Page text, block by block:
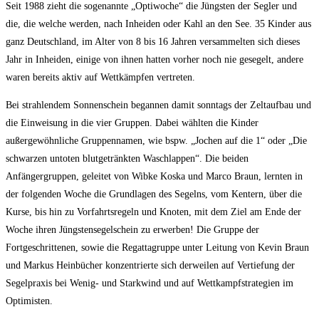
Seit 1988 zieht die sogenannte „Optiwoche“ die Jüngsten der Segler und
die, die welche werden, nach Inheiden oder Kahl an den See. 35 Kinder aus
ganz Deutschland, im Alter von 8 bis 16 Jahren versammelten sich dieses
Jahr in Inheiden, einige von ihnen hatten vorher noch nie gesegelt, andere
waren bereits aktiv auf Wettkämpfen vertreten.
Bei strahlendem Sonnenschein begannen damit sonntags der Zeltaufbau und
die Einweisung in die vier Gruppen. Dabei wählten die Kinder
außergewöhnliche Gruppennamen, wie bspw. „Jochen auf die 1“ oder „Die
schwarzen untoten blutgetränkten Waschlappen“. Die beiden
Anfängergruppen, geleitet von Wibke Koska und Marco Braun, lernten in
der folgenden Woche die Grundlagen des Segelns, vom Kentern, über die
Kurse, bis hin zu Vorfahrtsregeln und Knoten, mit dem Ziel am Ende der
Woche ihren Jüngstensegelschein zu erwerben! Die Gruppe der
Fortgeschrittenen, sowie die Regattagruppe unter Leitung von Kevin Braun
und Markus Heinbücher konzentrierte sich derweilen auf Vertiefung der
Segelpraxis bei Wenig- und Starkwind und auf Wettkampfstrategien im
Optimisten.